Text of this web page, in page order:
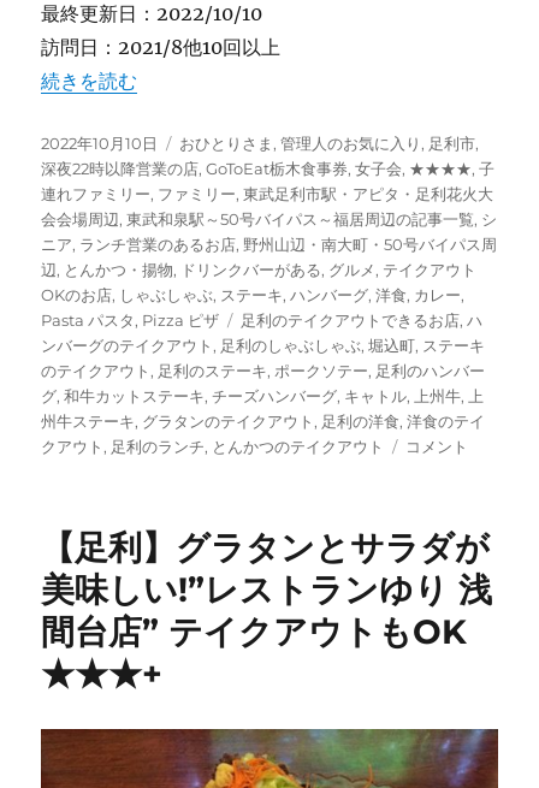
最終更新日：2022/10/10
訪問日：2021/8他10回以上
“【足利】”レストラン キャトル” テイクアウトOK [
続きを読む
投
稿
日:
2022年10月10日
カ
テ
ゴ
リ
ー
おひとりさま,管理人のお気に入り, 足利市,
深夜22時以降営業の店,GoToEat栃木食事券,女子会, ★★★★,子
連れファミリー, ファミリー,東武足利市駅・アピタ・足利花火大
会会場周辺,東武和泉駅～50号バイパス～福居周辺の記事一覧, シ
ニア, ランチ営業のあるお店, 野州山辺・南大町・50号バイパス周
辺, とんかつ・揚物, ドリンクバーがある, グルメ, テイクアウト
OKのお店, しゃぶしゃぶ, ステーキ,ハンバーグ,洋食, カレー,
Pasta パスタ, Pizza ピザ
タ
グ
足利のテイクアウトできるお店,ハ
ンバーグのテイクアウト, 足利のしゃぶしゃぶ,堀込町, ステーキ
のテイクアウト, 足利のステーキ,ポークソテー, 足利のハンバー
グ,和牛カットステーキ,チーズハンバーグ, キャトル,上州牛,上
州牛ステーキ, グラタンのテイクアウト, 足利の洋食,洋食のテイ
クアウト, 足利のランチ, とんかつのテイクアウト
【足
ラ
キ
ャ
ト
ク
ア
コメント
【足利】グラタンとサラダが
美味しい!”レストランゆり 浅
間台店” テイクアウトもOK
★★★+